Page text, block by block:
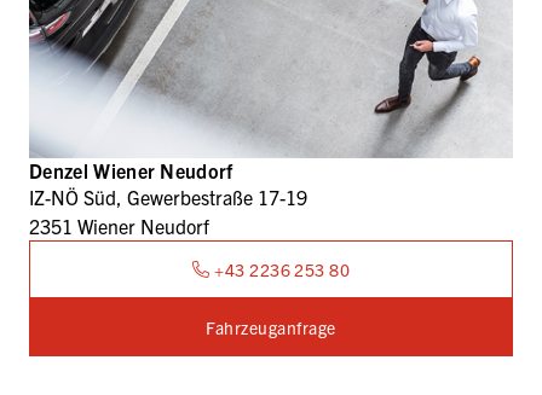
Denzel Wiener Neudorf
IZ-NÖ Süd, Gewerbestraße 17-19
2351 Wiener Neudorf
+43 2236 253 80
Fahrzeuganfrage